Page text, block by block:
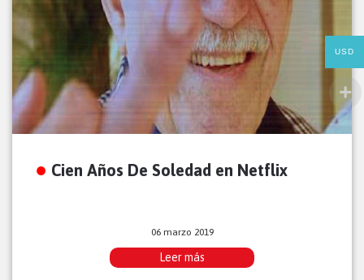
Cien Años De Soledad en Netflix
06 marzo 2019
Leer más
USD